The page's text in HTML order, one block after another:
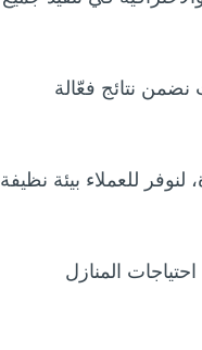
نتائج فعّالة
للعملاء بيئة نظيفة
المنازل